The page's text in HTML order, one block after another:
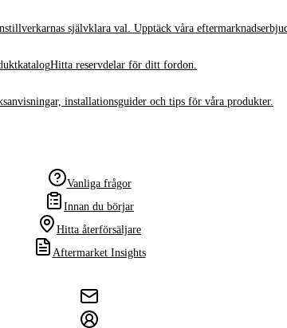
självklara val. Upptäck våra
Hitta reservdelar för ditt fordon.
installationsguider och tips för våra produkter.
Vanliga frågor
Innan du börjar
Hitta återförsäljare
Aftermarket Insights